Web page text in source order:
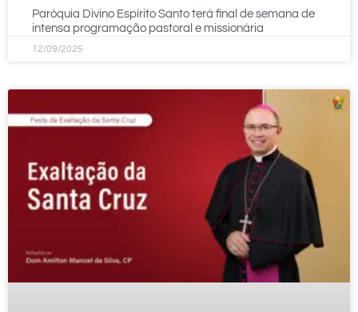
Paróquia Divino Espírito Santo terá final de semana de
intensa programação pastoral e missionária
12/09/2025